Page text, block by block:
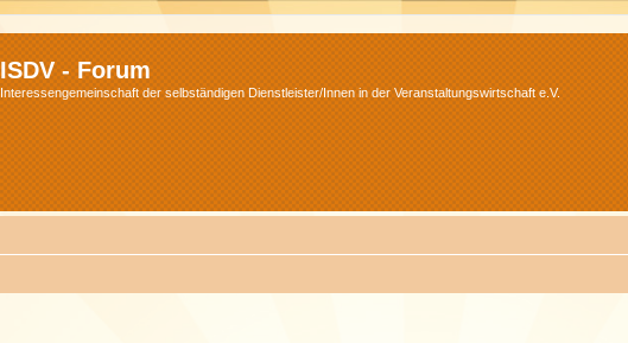
ISDV - Forum
Interessengemeinschaft der selbständigen Dienstleister/Innen in der Veranstaltungswirtschaft e.V.